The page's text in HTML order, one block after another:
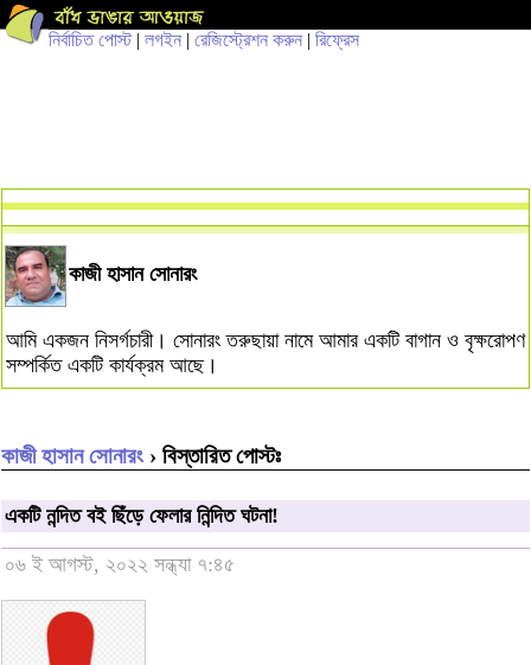
নির্বাচিত পোস্ট| লগইন | রেজিস্ট্রেশন করুন | রিফ্রেস
কাজী হাসান সোনারং
আমি একজন নিসর্গচারী। সোনারং তরুছায়া নামে আমার একটি বাগান ও বৃক্ষরোপণ
সম্পর্কিত একটি কার্যক্রম আছে।
কাজী হাসান সোনারং › বিস্তারিত পোস্টঃ
এক‌টি ন‌ন্দিত বই ছিঁড়ে ফেলার নি‌ন্দিত ঘটনা!
০৬ ই আগস্ট, ২০২২ সন্ধ্যা ৭:৪৫